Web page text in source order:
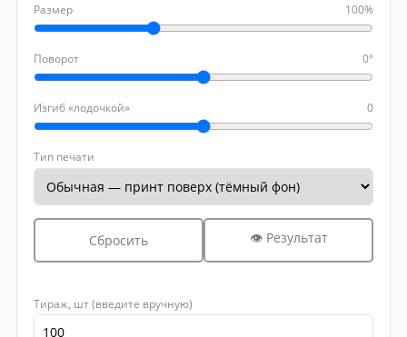
Размер 100%
Поворот 0°
Изгиб «лодочкой» 0
Тип печати
Сбросить 👁 Результат
Тираж, шт (введите вручную)